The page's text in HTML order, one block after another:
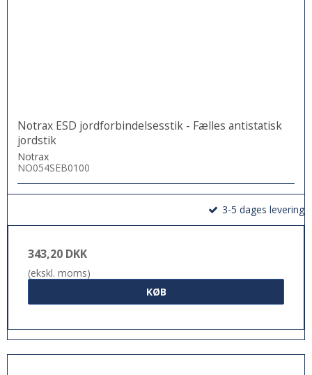
Notrax ESD jordforbindelsesstik - Fælles antistatisk
jordstik
Notrax
NO054SEB0100
3-5 dages levering
343,20 DKK
(ekskl. moms)
KØB